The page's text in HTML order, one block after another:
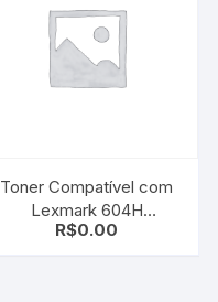
Toner Compatível com
Lexmark 604H
|60F4H00 Black | MX310
R$0.00